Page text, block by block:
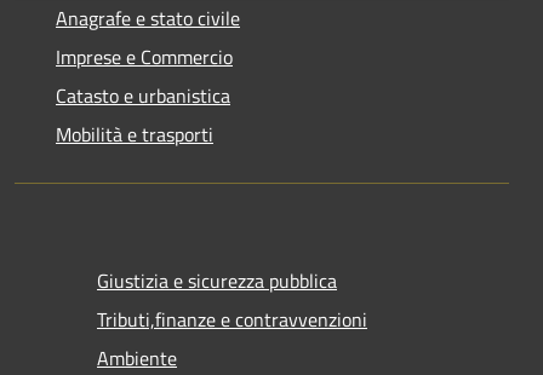
Anagrafe e stato civile
Imprese e Commercio
Catasto e urbanistica
Mobilità e trasporti
Giustizia e sicurezza pubblica
Tributi,finanze e contravvenzioni
Ambiente